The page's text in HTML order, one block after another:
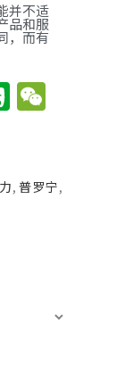
并不适
品和服
，而有
Evernote
, 普罗宁,